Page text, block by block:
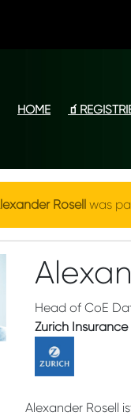
HOME
Rosell was
Head of CoE
Zurich Insurance
Alexander Rosell